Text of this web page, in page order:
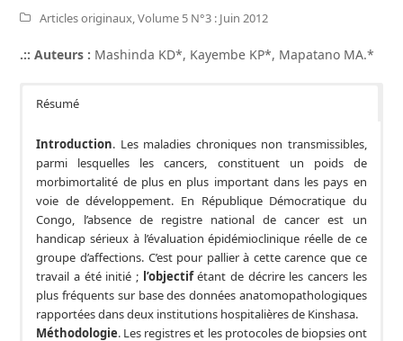
Articles originaux,Volume 5 N°3 : Juin 2012
.:: Auteurs : Mashinda KD*, Kayembe KP*, Mapatano MA.*
Résumé
Introduction. Les maladies chroniques non transmissibles,
parmi lesquelles les cancers, constituent un poids de
morbimortalité de plus en plus important dans les pays en
voie de développement. En République Démocratique du
Congo, l’absence de registre national de cancer est un
handicap sérieux à l’évaluation épidémioclinique réelle de ce
groupe d’affections. C’est pour pallier à cette carence que ce
travail a été initié ; l’objectifétant de décrire les cancers les
plus fréquents sur base des données anatomopathologiques
rapportées dans deux institutions hospitalières de Kinshasa.
Méthodologie. Les registres et les protocoles de biopsies ont